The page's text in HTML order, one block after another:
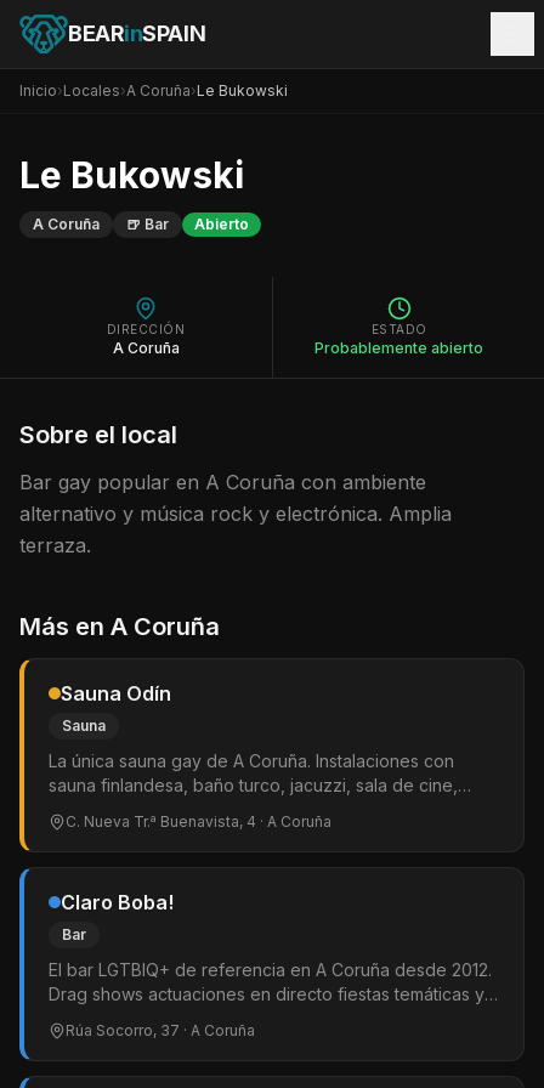
BEARinSPAIN
Inicio›Locales›A Coruña›Le Bukowski
Le Bukowski
A Coruña 🍺 Bar Abierto
DIRECCIÓN
A Coruña
ESTADO
Probablemente abierto
Sobre el local
Bar gay popular en A Coruña con ambiente
alternativo y música rock y electrónica. Amplia
terraza.
Más en A Coruña
Sauna Odín
Sauna
La única sauna gay de A Coruña. Instalaciones con
sauna finlandesa, baño turco, jacuzzi, sala de cine,
cuarto oscuro y bar. Ambiente acogedor y precios
accesibles. La referencia LGTBIQ+ de Galicia.
C. Nueva Tr.ª Buenavista, 4 · A Coruña
Claro Boba!
Bar
El bar LGTBIQ+ de referencia en A Coruña desde 2012.
Drag shows actuaciones en directo fiestas temáticas y
música de todos los estilos. Entrada libre y ropero
gratuito. Ambiente abierto a todo el público en la zona
de Orzán. Más de 14 años siendo el corazón del
Rúa Socorro, 37 · A Coruña